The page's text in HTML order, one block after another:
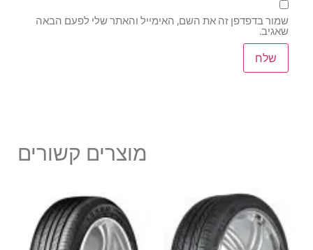
שמור בדפדפן זה את השם, האימייל והאתר שלי לפעם הבאה
שאגיב.
מוצרים קשורים